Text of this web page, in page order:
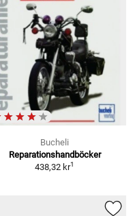
Bucheli
Reparationshandböcker
438,32 kr1